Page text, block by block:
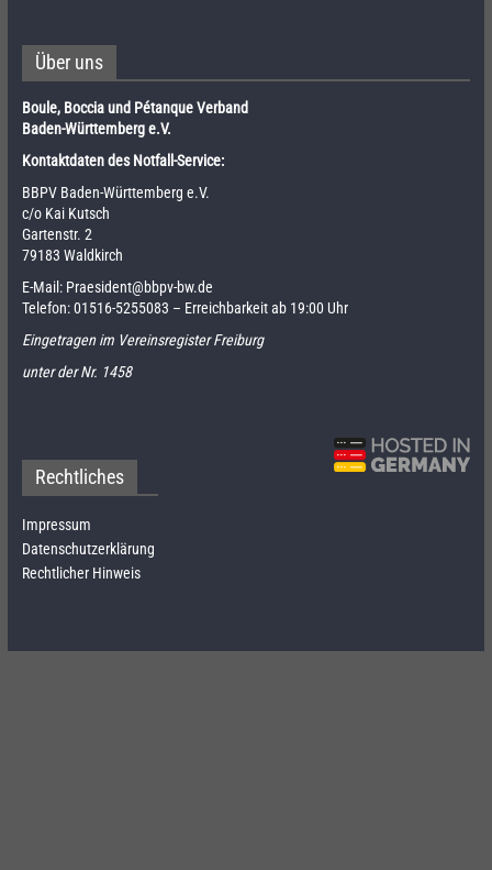
Über uns
Boule, Boccia und Pétanque Verband
Baden-Württemberg e.V.
Kontaktdaten des Notfall-Service:
BBPV Baden-Württemberg e.V.
c/o Kai Kutsch
Gartenstr. 2
79183 Waldkirch
E-Mail: Praesident@bbpv-bw.de
Telefon:01516-5255083 – Erreichbarkeit ab 19:00 Uhr
Eingetragen im Vereinsregister Freiburg
unter der Nr. 1458
Rechtliches
Impressum
Datenschutzerklärung
Rechtlicher Hinweis